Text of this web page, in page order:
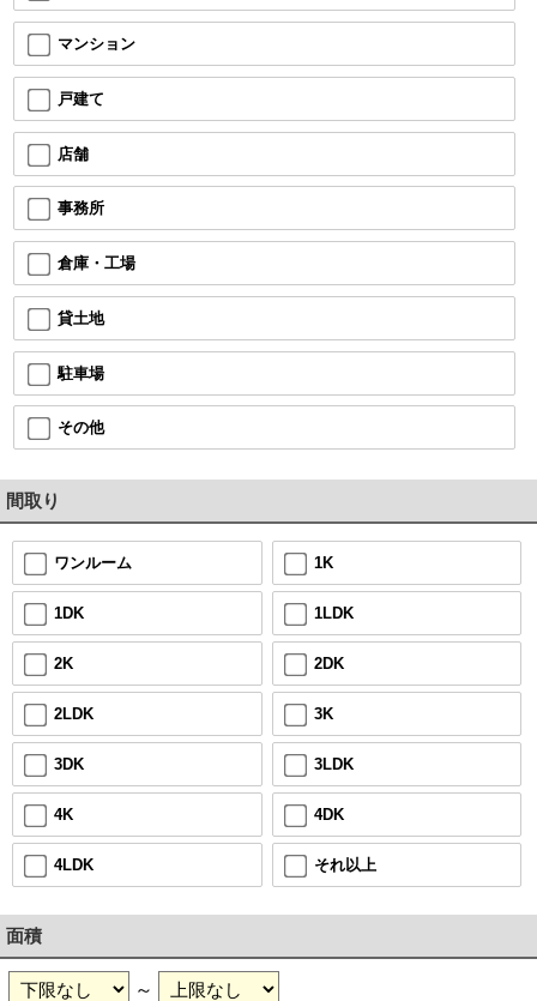
マンション
戸建て
店舗
事務所
倉庫・工場
貸土地
駐車場
その他
間取り
ワンルーム 1K
1DK 1LDK
2K 2DK
2LDK 3K
3DK 3LDK
4K 4DK
4LDK それ以上
面積
～